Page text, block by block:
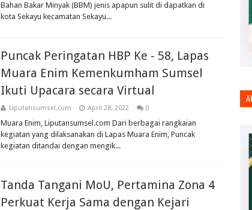
Bahan Bakar Minyak (BBM) jenis apapun sulit di dapatkan di
kota Sekayu kecamatan Sekayu...
Puncak Peringatan HBP Ke - 58, Lapas
Muara Enim Kemenkumham Sumsel
Ikuti Upacara secara Virtual
Liputansumsel.com April 28, 2022 0
Muara Enim, Liputansumsel.com Dari berbagai rangkaian
kegiatan yang dilaksanakan di Lapas Muara Enim, Puncak
kegiatan ditandai dengan mengik...
Tanda Tangani MoU, Pertamina Zona 4
Perkuat Kerja Sama dengan Kejari